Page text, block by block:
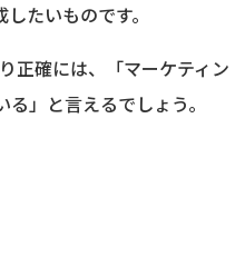
たいものです。
正確には、「マーケティン
」と言えるでしょう。